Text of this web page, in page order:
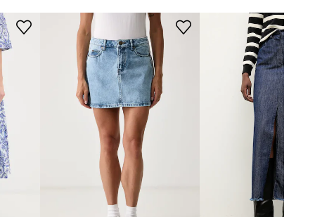
Velikosti, prikazane v trgovini, so
preračunane po standardni evropski
tabeli velikosti. Na etiketi
dostavljenega izdelka je originalna
oznaka proizvajalca.
Tabela velikosti